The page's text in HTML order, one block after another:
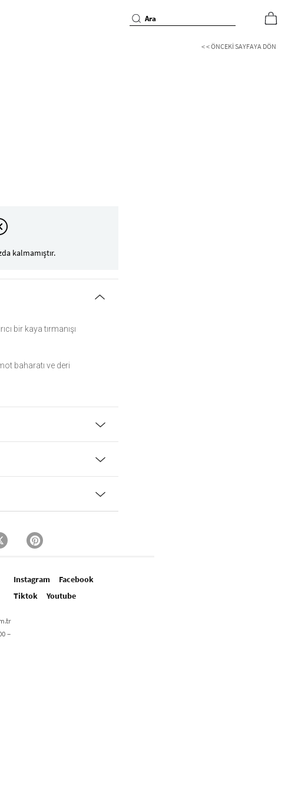
< < ÖNCEKI SAYFAYA DÖN
kalmamıştır.
bir kaya tırmanışı
baharatı ve deri
Instagram
Facebook
Tiktok
Youtube
–